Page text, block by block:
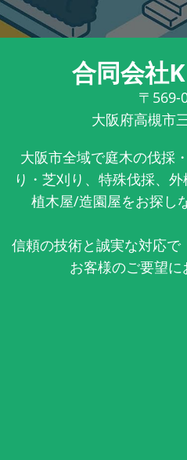
合同会社
〒569-
大阪府高槻市
大阪市全域で庭木の伐採
り・芝刈り、特殊伐採、
植木屋/造園屋をお探し
信頼の技術と誠実な対応
お客様のご要望に